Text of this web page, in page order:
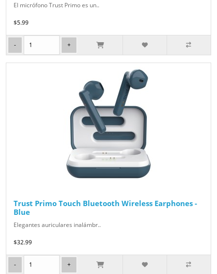
El micrófono Trust Primo es un..
$5.99
Trust Primo Touch Bluetooth Wireless Earphones -
Blue
Elegantes auriculares inalámbr..
$32.99